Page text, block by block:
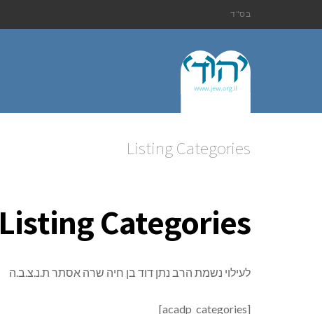
בס"ד
Listing Categories
Listing Categories
לעילוי נשמת הרב נתן דוד בן חיה שרה אסתר ת.נ.צ.ב.ה
[acadp_categories]